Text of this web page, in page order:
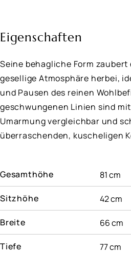
Eigenschaften
Seine behagliche Form
gesellige Atmosphäre herbei,
und Pausen des reinen
geschwungenen Linien sind
Umarmung vergleichbar und
überraschenden, kuscheligen
Gesamthöhe 81 cm
Sitzhöhe 42 cm
Breite 66 cm
Tiefe 77 cm